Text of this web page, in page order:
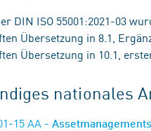
DIN ISO 55001:2021-03
Übersetzung in 8.1,
Übersetzung in 10.1,
nationales
15 AA -